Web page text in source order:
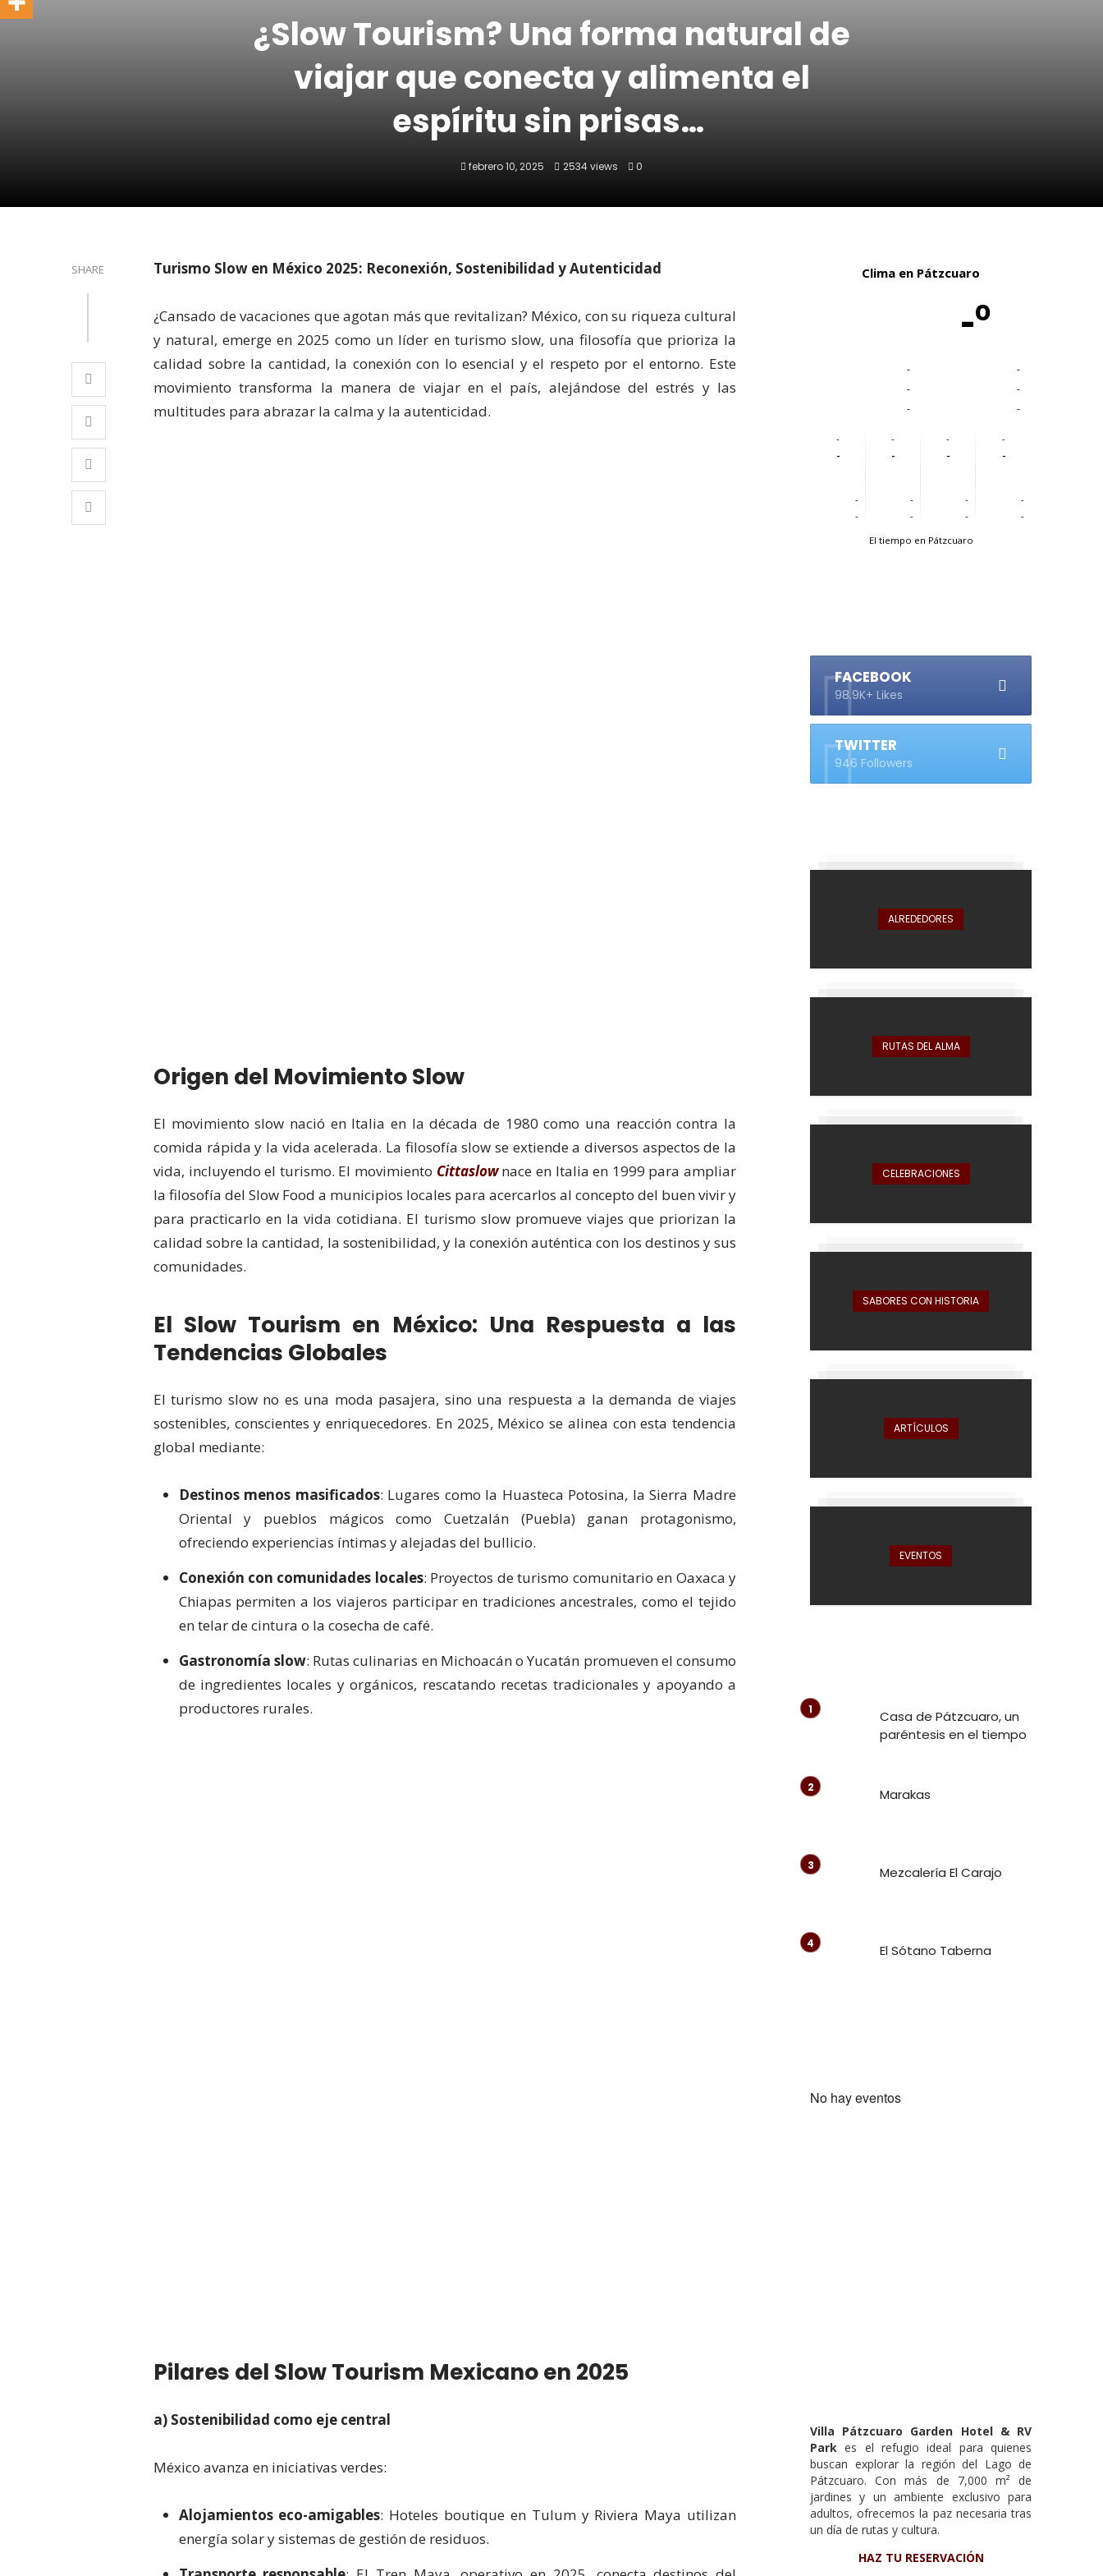
¿Slow Tourism? Una forma natural de
viajar que conecta y alimenta el
espíritu sin prisas…
febrero 10, 2025 2534 views 0
SHARE Turismo Slow en México 2025: Reconexión, Sostenibilidad y Autenticidad
¿Cansado de vacaciones que agotan más que revitalizan? México, con su riqueza cultural
y natural, emerge en 2025 como un líder en turismo slow, una filosofía que prioriza la
calidad sobre la cantidad, la conexión con lo esencial y el respeto por el entorno. Este
movimiento transforma la manera de viajar en el país, alejándose del estrés y las
multitudes para abrazar la calma y la autenticidad.
Origen del Movimiento Slow
El movimiento slow nació en Italia en la década de 1980 como una reacción contra la
comida rápida y la vida acelerada. La filosofía slow se extiende a diversos aspectos de la
vida, incluyendo el turismo. El movimiento Cittaslownace en Italia en 1999 para ampliar
la filosofía del Slow Food a municipios locales para acercarlos al concepto del buen vivir y
para practicarlo en la vida cotidiana. El turismo slow promueve viajes que priorizan la
calidad sobre la cantidad, la sostenibilidad, y la conexión auténtica con los destinos y sus
comunidades.
El Slow Tourism en México: Una Respuesta a las
Tendencias Globales
El turismo slow no es una moda pasajera, sino una respuesta a la demanda de viajes
sostenibles, conscientes y enriquecedores. En 2025, México se alinea con esta tendencia
global mediante:
Destinos menos masificados: Lugares como la Huasteca Potosina, la Sierra Madre
Oriental y pueblos mágicos como Cuetzalán (Puebla) ganan protagonismo,
ofreciendo experiencias íntimas y alejadas del bullicio.
Conexión con comunidades locales: Proyectos de turismo comunitario en Oaxaca y
Chiapas permiten a los viajeros participar en tradiciones ancestrales, como el tejido
en telar de cintura o la cosecha de café.
Gastronomía slow: Rutas culinarias en Michoacán o Yucatán promueven el consumo
de ingredientes locales y orgánicos, rescatando recetas tradicionales y apoyando a
productores rurales.
Pilares del Slow Tourism Mexicano en 2025
a) Sostenibilidad como eje central
México avanza en iniciativas verdes:
Alojamientos eco-amigables: Hoteles boutique en Tulum y Riviera Maya utilizan
energía solar y sistemas de gestión de residuos.
Clima en Pátzcuaro
-º
-
-
-
-
-
-
-
-
-
-
-
-
-
-
-
-
-
-
-
-
-
-
El tiempo en Pátzcuaro
FACEBOOK
98.9K+ Likes
TWITTER
946 Followers
ALREDEDORES
RUTAS DEL ALMA
CELEBRACIONES
SABORES CON HISTORIA
ARTÍCULOS
EVENTOS
Casa de Pátzcuaro, un
paréntesis en el tiempo
Marakas
Mezcalería El Carajo
El Sótano Taberna
No hay eventos
Villa Pátzcuaro Garden Hotel & RV
Park es el refugio ideal para quienes
buscan explorar la región del Lago de
Pátzcuaro. Con más de 7,000 m² de
jardines y un ambiente exclusivo para
adultos, ofrecemos la paz necesaria tras
un día de rutas y cultura.
HAZ TU RESERVACIÓN